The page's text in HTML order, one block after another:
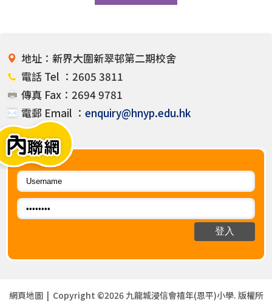
地址：新界大圍新翠邨第二期校舍
電話 Tel ：2605 3811
傳真 Fax：2694 9781
電郵 Email ： enquiry@hnyp.edu.hk
網頁地圖| Copyright ©2026 九龍城浸信會禧年(恩平)小學. 版權所